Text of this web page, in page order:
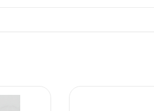
ματ, μαρμάρινο εφέ, ρεκτιφιέ πλακίδιο